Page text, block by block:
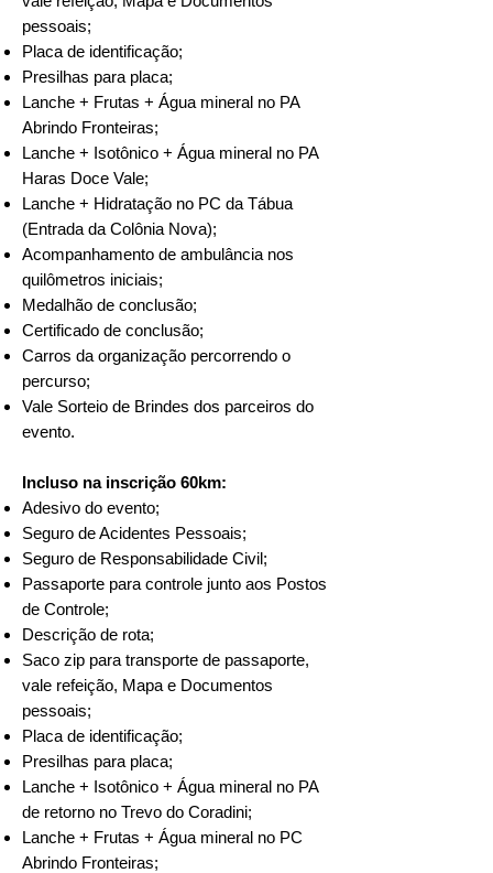
pessoais;
Placa de identificação;
Presilhas para placa;
Lanche + Frutas + Água mineral no PA
Abrindo Fronteiras;
Lanche + Isotônico + Água mineral no PA
Haras Doce Vale;
Lanche + Hidratação no PC da Tábua
(Entrada da Colônia Nova);
Acompanhamento de ambulância nos
quilômetros iniciais;
Medalhão de conclusão;
Certificado de conclusão;
Carros da organização percorrendo o
percurso;
Vale Sorteio de Brindes dos parceiros do
evento.
Incluso na inscrição 60km:
Adesivo do evento;
Seguro de Acidentes Pessoais;
Seguro de Responsabilidade Civil;
Passaporte para controle junto aos Postos
de Controle;
Descrição de rota;
Saco zip para transporte de passaporte,
vale refeição, Mapa e Documentos
pessoais;
Placa de identificação;
Presilhas para placa;
Lanche + Isotônico + Água mineral no PA
de retorno no Trevo do Coradini;
Lanche + Frutas + Água mineral no PC
Abrindo Fronteiras;